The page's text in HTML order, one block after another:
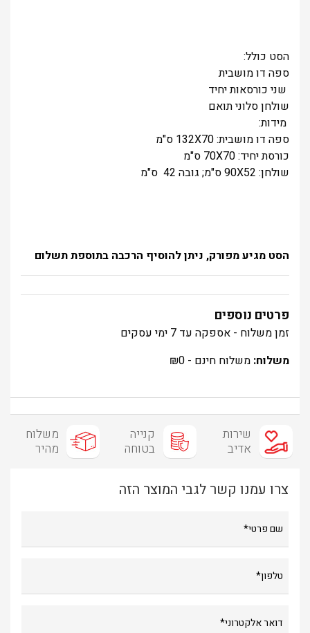
הסט כולל:
ספה דו מושבית
שני כורסאות יחיד
שולחן סלוני תואם
מידות:
ספה דו מושבית: 132X70 ס"מ
כורסת יחיד: 70X70 ס"מ
שולחן: 90X52 ס"מ; גובה 42 ס"מ
הסט מגיע מפורק, ניתן להוסיף הרכבה בתוספת תשלום
פרטים נוספים
זמן משלוח - אספקה עד 7 ימי עסקים
משלוח: משלוח חינם - ₪0
שירות
אדיב
קנייה
בטוחה
משלוח
מהיר
צרו עמנו קשר לגבי המוצר הזה